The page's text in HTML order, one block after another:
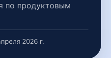
по продуктовым
2026 г.